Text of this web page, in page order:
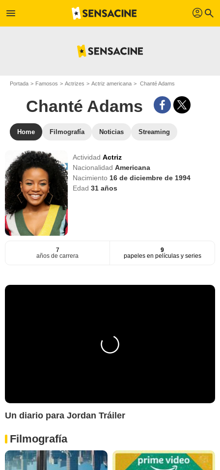
menu profil search
Portada Famosos Actrizes Actriz americana Chanté Adams
Chanté Adams
Home Filmografía Noticias Streaming
ActividadActriz
NacionalidadAmericana
Nacimiento 16 de diciembre de 1994
Edad31 años
7
años de carrera
9
papeles en películas y series
Un diario para Jordan Tráiler
Filmografía